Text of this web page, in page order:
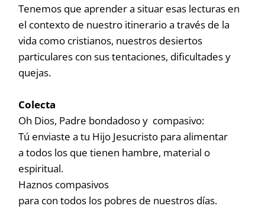
Tenemos que aprender a situar esas lecturas en
el contexto de nuestro itinerario a través de la
vida como cristianos, nuestros desiertos
particulares con sus tentaciones, dificultades y
quejas.
Colecta
Oh Dios, Padre bondadoso y compasivo:
Tú enviaste a tu Hijo Jesucristo para alimentar
a todos los que tienen hambre, material o
espiritual.
Haznos compasivos
para con todos los pobres de nuestros días.